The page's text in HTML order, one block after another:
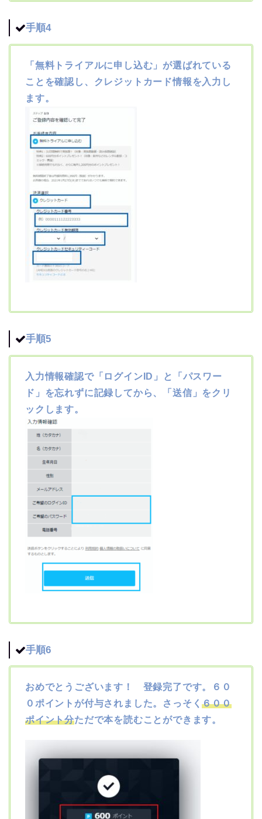
手順4
「無料トライアルに申し込む」が選ばれている
ことを確認し、クレジットカード情報を入力し
ます。
手順5
入力情報確認で「ログインID」と「パスワー
ド」を忘れずに記録してから、「送信」をクリ
ックします。
手順6
おめでとうございます！ 登録完了です。６０
０ポイントが付与されました。さっそく６００
ポイント分ただで本を読むことができます。